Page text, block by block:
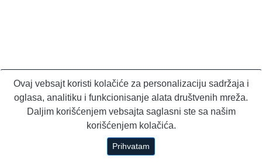
Ovaj vebsajt koristi kolačiće za personalizaciju sadržaja i
oglasa, analitiku i funkcionisanje alata društvenih mreža.
Daljim korišćenjem vebsajta saglasni ste sa našim
korišćenjem kolačića.
Prihvatam